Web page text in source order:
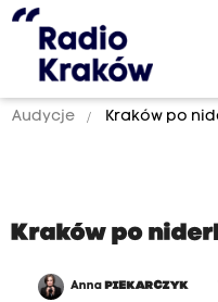
Audycje Kraków po
Kraków po
Anna PIEKARCZYK